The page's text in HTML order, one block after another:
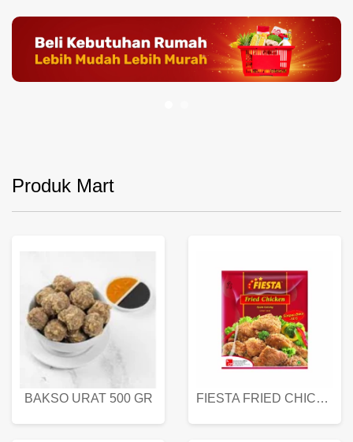
Produk Mart
BAKSO URAT 500 GR FIESTA FRIED CHICKEN 500 GR